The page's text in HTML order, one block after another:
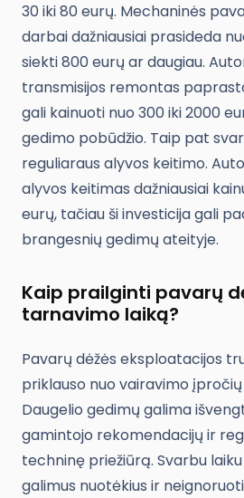
30 iki 80 eurų. Mechaninės
darbai dažniausiai prasideda
siekti 800 eurų ar daugiau.
transmisijos remontas
gali kainuoti nuo 300 iki 2000
gedimo pobūdžio. Taip pat
reguliaraus alyvos keitimo.
alyvos keitimas dažniausiai
eurų, tačiau ši investicija gali
brangesnių gedimų ateityje.
Kaip prailginti pavarų
tarnavimo laiką?
Pavarų dėžės eksploatacijos
priklauso nuo vairavimo
Daugelio gedimų galima
gamintojo rekomendacijų ir
techninę priežiūrą. Svarbu
galimus nuotėkius ir